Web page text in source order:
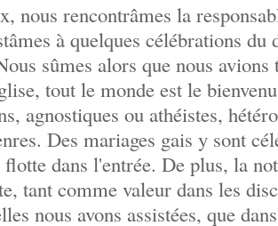
nous rencontrâmes la
à quelques célébrations
sûmes alors que nous
tout le monde est le
agnostiques ou athéistes,
Des mariages gais y sont
dans l'entrée. De plus, la
tant comme valeur dans les
nous avons assistées, que